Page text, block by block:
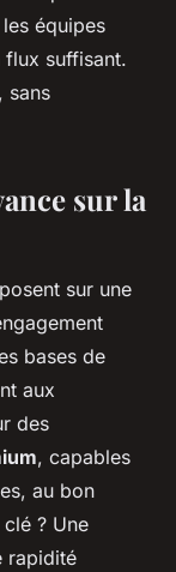
équipes
flux suffisant.
sans
sur la
sur une
bases de
aux
des
, capables
au bon
? Une
rapidité